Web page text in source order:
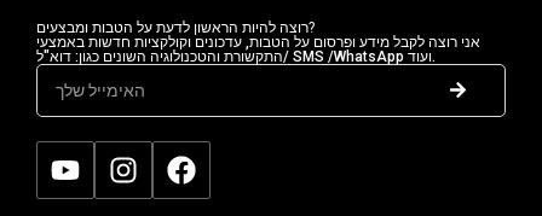
רוצה להיות הראשון לדעת על הטבות ומבצעים?
אני רוצה לקבל מידע ופרסום על הטבות, עדכונים וקולקציות חדשות באמצעי
התקשורת והטכנולוגיה השונים כגון: דוא"ל/ SMS /WhatsApp ועוד.